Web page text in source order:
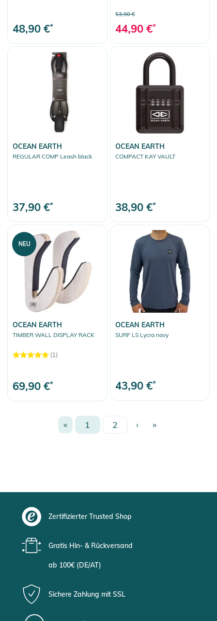
48,90 €*
53,90 €
44,90 €*
OCEAN EARTH
REGULAR COMP Leash black
37,90 €*
OCEAN EARTH
COMPACT KAY VAULT
38,90 €*
OCEAN EARTH
TIMBER WALL DISPLAY RACK
(1)
69,90 €*
NEU
OCEAN EARTH
SURF LS Lycra navy
43,90 €*
« 1 2 › »
Zertifizierter Trusted Shop
Gratis Hin- & Rückversand
ab 100€ (DE/AT)
Sichere Zahlung mit SSL